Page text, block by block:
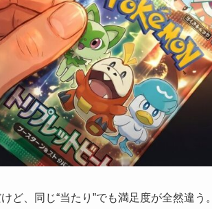
ど、同じ“当たり”でも満足度が全然違う。